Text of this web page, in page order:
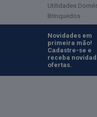
Utilidades
Brinquedos
Novidades em
primeira mão!
Cadastre-se e
receba
ofertas.